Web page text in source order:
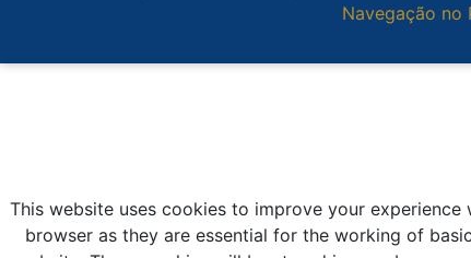
Navegação no
This website uses cookies to improve your
browser as they are essential for the working of